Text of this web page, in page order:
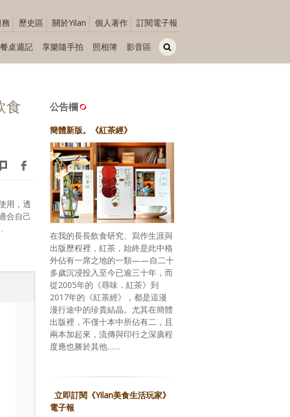
歷史區 關於Yilan 個人著作 訂閱電子報
餐桌週記 享樂隨手拍 照相簿 影音區
食
用，透
合自己
公告欄
簡體新版。《紅茶經》
在我的長長飲食研究、寫作生涯與
出版歷程裡，紅茶，始終是此中格
外佔有一席之地的一類——自二十
多歲沉浸投入至今已逾三十年，而
從2005年的《尋味．紅茶》到
2017年的《紅茶經》，都是這漫
漫行途中的珍貴結晶。尤其在簡體
出版裡，不僅十本中所佔有二，且
兩本加起來，流傳與印行之深廣程
度應也勝於其他……
立即訂閱《Yilan美食生活玩家》
電子報